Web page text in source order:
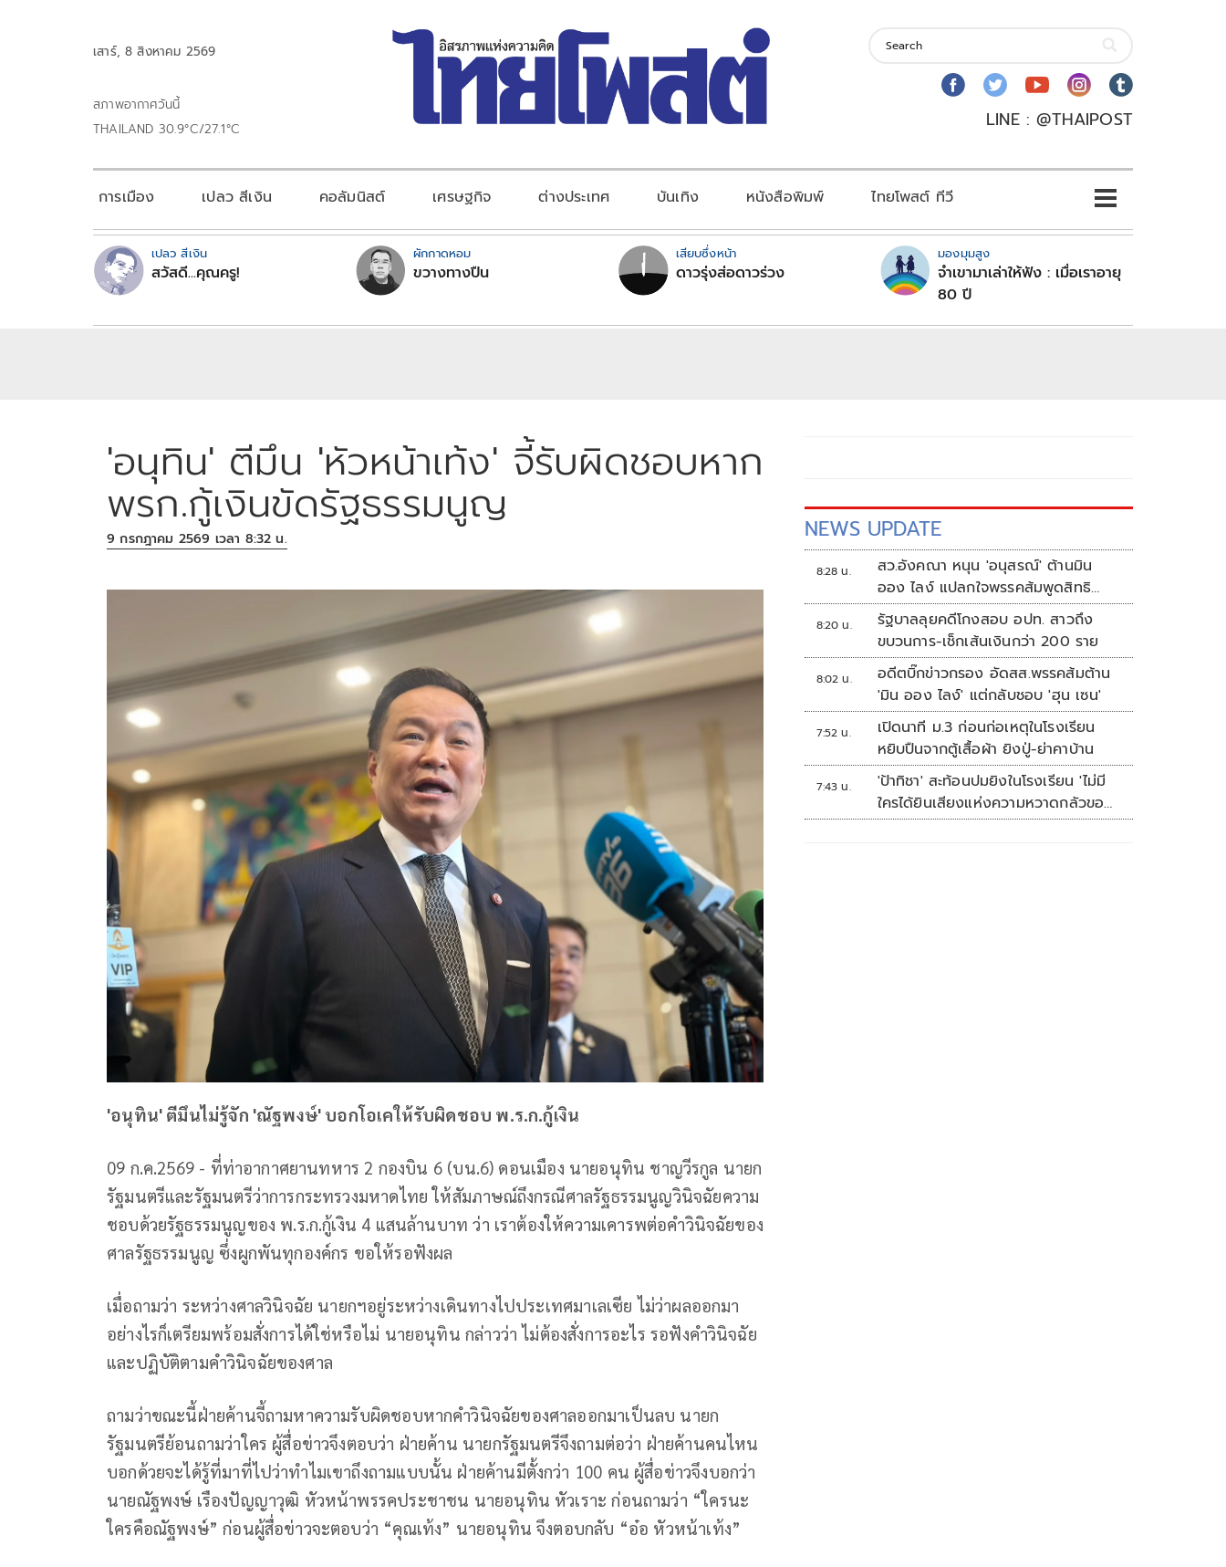
เสาร์, 8 สิงหาคม 2569
สภาพอากาศวันนี้
THAILAND 30.9°C/27.1°C
LINE : @THAIPOST
การเมือง เปลว สีเงิน คอลัมนิสต์ เศรษฐกิจ ต่างประเทศ บันเทิง หนังสือพิมพ์ ไทยโพสต์ ทีวี
เปลว สีเงิน
สวัสดี...คุณครู!
ผักกาดหอม
ขวางทางปืน
เสียบซึ่งหน้า
ดาวรุ่งส่อดาวร่วง
มองมุมสูง
จำเขามาเล่าให้ฟัง : เมื่อเราอายุ
80 ปี
'อนุทิน' ตีมึน 'หัวหน้าเท้ง' จี้รับผิดชอบหาก
พรก.กู้เงินขัดรัฐธรรมนูญ
9 กรกฎาคม 2569 เวลา 8:32 น.
'อนุทิน' ตีมึนไม่รู้จัก 'ณัฐพงษ์' บอกโอเคให้รับผิดชอบ พ.ร.ก.กู้เงิน
09 ก.ค.2569 - ที่ท่าอากาศยานทหาร 2 กองบิน 6 (บน.6) ดอนเมือง นายอนุทิน ชาญวีรกูล นายก
รัฐมนตรีและรัฐมนตรีว่าการกระทรวงมหาดไทย ให้สัมภาษณ์ถึงกรณีศาลรัฐธรรมนูญวินิจฉัยความ
ชอบด้วยรัฐธรรมนูญของ พ.ร.ก.กู้เงิน 4 แสนล้านบาท ว่า เราต้องให้ความเคารพต่อคำวินิจฉัยของ
ศาลรัฐธรรมนูญ ซึ่งผูกพันทุกองค์กร ขอให้รอฟังผล
เมื่อถามว่า ระหว่างศาลวินิจฉัย นายกฯอยู่ระหว่างเดินทางไปประเทศมาเลเซีย ไม่ว่าผลออกมา
อย่างไรก็เตรียมพร้อมสั่งการได้ใช่หรือไม่ นายอนุทิน กล่าวว่า ไม่ต้องสั่งการอะไร รอฟังคำวินิจฉัย
และปฏิบัติตามคำวินิจฉัยของศาล
ถามว่าขณะนี้ฝ่ายค้านจี้ถามหาความรับผิดชอบหากคำวินิจฉัยของศาลออกมาเป็นลบ นายก
รัฐมนตรีย้อนถามว่าใคร ผู้สื่อข่าวจึงตอบว่า ฝ่ายค้าน นายกรัฐมนตรีจึงถามต่อว่า ฝ่ายค้านคนไหน
บอกด้วยจะได้รู้ที่มาที่ไปว่าทำไมเขาถึงถามแบบนั้น ฝ่ายค้านมีตั้งกว่า 100 คน ผู้สื่อข่าวจึงบอกว่า
นายณัฐพงษ์ เรืองปัญญาวุฒิ หัวหน้าพรรคประชาชน นายอนุทิน หัวเราะ ก่อนถามว่า “ใครนะ
ใครคือณัฐพงษ์” ก่อนผู้สื่อข่าวจะตอบว่า “คุณเท้ง” นายอนุทิน จึงตอบกลับ “อ๋อ หัวหน้าเท้ง”
NEWS UPDATE
8:28 น.
สว.อังคณา หนุน 'อนุสรณ์' ต้านมิน
ออง ไลง์ แปลกใจพรรคส้มพูดสิทธิ
มนุษยชนแต่กลับเงียบ
8:20 น.
รัฐบาลลุยคดีโกงสอบ อปท. สาวถึง
ขบวนการ-เช็กเส้นเงินกว่า 200 ราย
8:02 น.
อดีตบิ๊กข่าวกรอง อัดสส.พรรคส้มต้าน
'มิน ออง ไลง์' แต่กลับชอบ 'ฮุน เซน'
7:52 น.
เปิดนาที ม.3 ก่อนก่อเหตุในโรงเรียน
หยิบปืนจากตู้เสื้อผ้า ยิงปู่-ย่าคาบ้าน
7:43 น.
'ป้าทิชา' สะท้อนปมยิงในโรงเรียน 'ไม่มี
ใครได้ยินเสียงแห่งความหวาดกลัวของ
เขา'